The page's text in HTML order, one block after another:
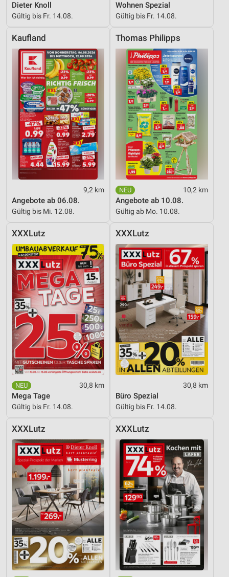
Dieter Knoll
Gültig bis Fr. 14.08.
Wohnen Spezial
Gültig bis Fr. 14.08.
Kaufland
9,2 km
Angebote ab 06.08.
Gültig bis Mi. 12.08.
Thomas Philipps
10,2 km
Angebote ab 10.08.
Gültig ab Mo. 10.08.
XXXLutz
30,8 km
Mega Tage
Gültig bis Fr. 14.08.
XXXLutz
30,8 km
Büro Spezial
Gültig bis Fr. 14.08.
XXXLutz XXXLutz
Verwendung von Profilen zur Auswahl
personalisierter Werbung
Erstellung von Profilen zur Personalisierung
von Inhalten
Verwendung von Profilen zur Auswahl
personalisierter Inhalte
Messung der Werbeleistung
Messung der Performance von Inhalten
Analyse von Zielgruppen durch Statistiken oder
Kombinationen von Daten aus verschiedenen
Quellen
Entwicklung und Verbesserung der Angebote
Verwendung reduzierter Daten zur Auswahl von
Inhalten
Geräte anhand von aktiv angeforderten
Informationen identifizieren
Nicht-IAB-Verarbeitungszwecke:
Notwendig
Performance
Funktional
Werbung